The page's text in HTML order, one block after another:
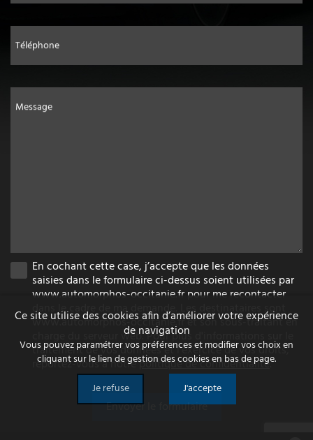
Téléphone
Message
En cochant cette case, j’accepte que les données
saisies dans le formulaire ci-dessus soient utilisées par
www.automorphos-occitanie.fr pour me recontacter
dans le cadre de ma demande. Les destinataires sont
www.automorphos-occitanie.fr et son sous-traitant en
charge du serveur web. Pour plus d'informations sur le
traitement de vos données et l'exercice de vos droits,
reportez-vous à notrepolitique de confidentialité.
Ce site utilise des cookies afin d’améliorer votre expérience
de navigation
Vous pouvez paramétrer vos préférences et modifier vos choix en
cliquant sur le lien de gestion des cookies en bas de page.
Je refuse
J'accepte